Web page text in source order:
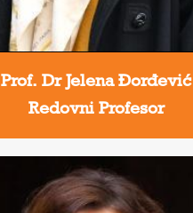
Prof. Dr Jelena Đorđević
Redovni Profesor